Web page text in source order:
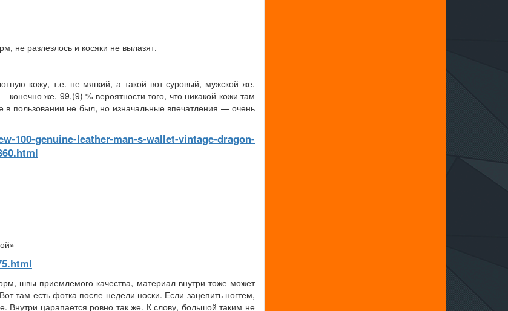
не разлезлось и косяки не вылазят.
кожу, т.е. не мягкий, а такой вот суровый, мужской же.
же, 99,(9) % вероятности того, что никакой кожи там
пользовании не был, но изначальные впечатления — очень
100-genuine-leather-man-s-wallet-vintage-dragon-
швы приемлемого качества, материал внутри тоже может
там есть фотка после недели носки. Если зацепить ногтем,
Внутри царапается ровно так же. К слову, большой таким не